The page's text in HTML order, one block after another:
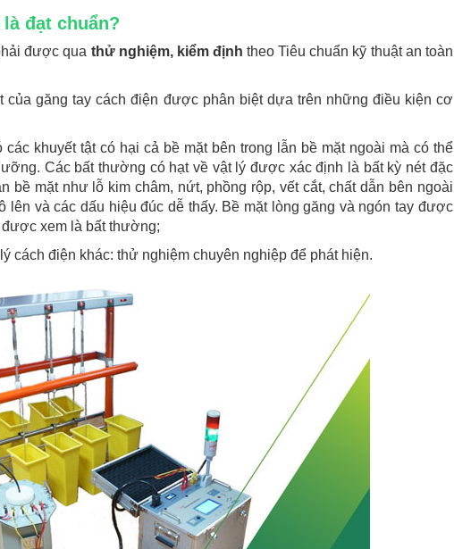
đạt chuẩn?
được qua thử nghiệm, kiểm định theo Tiêu chuẩn kỹ thuật an toàn
găng tay cách điện được phân biệt dựa trên những điều kiện cơ
khuyết tật có hại cả bề mặt bên trong lẫn bề mặt ngoài mà có thể
Các bất thường có hạt về vật lý được xác định là bất kỳ nét đặc
bề mặt như lỗ kim châm, nứt, phồng rộp, vết cắt, chất dẫn bên ngoài
lên và các dấu hiệu đúc dễ thấy. Bề mặt lòng găng và ngón tay được
xem là bất thường;
cách điện khác: thử nghiệm chuyên nghiệp để phát hiện.